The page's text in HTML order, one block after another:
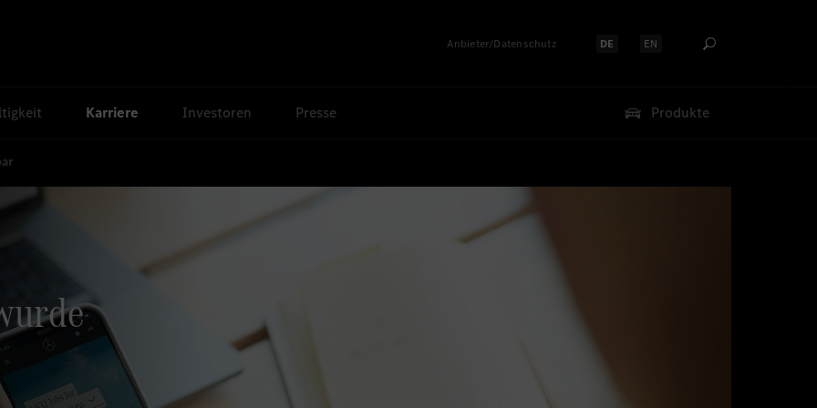
Anbieter/Datenschutz Sprache auswählen:
DE Sprache auswählen:
EN
Karriere Investoren Presse Produkte